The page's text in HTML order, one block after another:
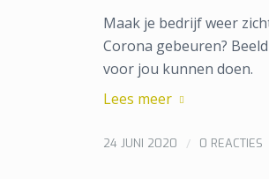
Maak je bedrijf weer
Corona gebeuren?
voor jou kunnen doen.
Lees meer
24 JUNI 2020 / 0 REACTIES